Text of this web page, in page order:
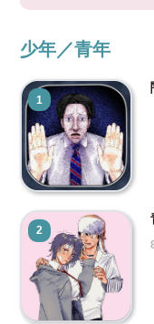
少年／青年
1
2